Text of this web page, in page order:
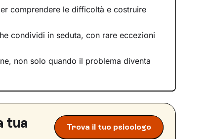
comprendere le difficoltà e costruire
condividi in seduta, con rare eccezioni
non solo quando il problema diventa
tua
Trova il tuo psicologo